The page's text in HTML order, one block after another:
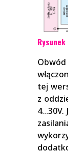
Rysunek
tej
z
4…30V.